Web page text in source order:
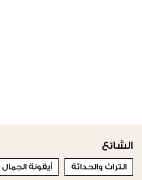
الشائع
التراث والحداثة أيقونة